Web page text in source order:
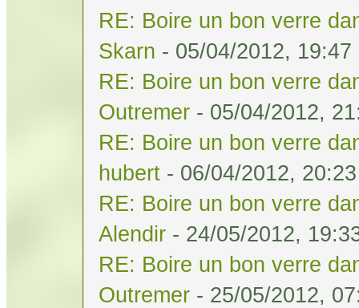
RE: Boire un bon verre
Skarn - 05/04/2012, 19:47
RE: Boire un bon verre
Outremer - 05/04/2012,
RE: Boire un bon verre
hubert - 06/04/2012, 20:23
RE: Boire un bon verre
Alendir - 24/05/2012,
RE: Boire un bon verre
Outremer - 25/05/2012,